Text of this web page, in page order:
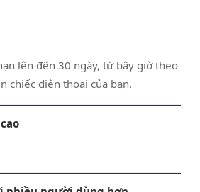
lên đến 30 ngày, từ bây giờ theo
chiếc điện thoại của bạn.